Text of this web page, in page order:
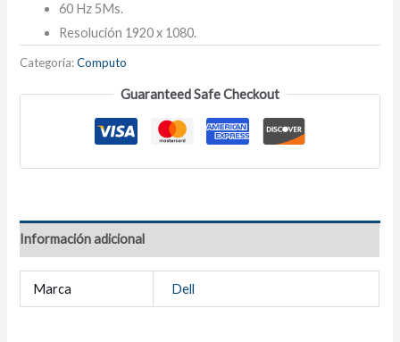
60 Hz 5Ms.
Resolución 1920 x 1080.
Categoría:Computo
Guaranteed Safe Checkout
Información adicional
Marca Dell